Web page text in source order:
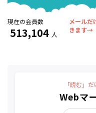
現在の会員数
513,104 人
メールだ
きます→
「読む」
Webマ